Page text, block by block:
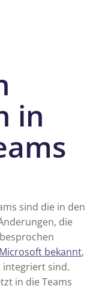
in
sind die in den
die
Microsoft bekannt,
integriert sind.
in die Teams